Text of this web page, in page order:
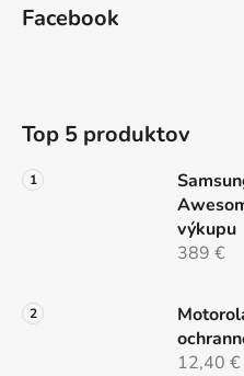
Facebook
Top 5 produktov
výkupu
389 €
12,40 €